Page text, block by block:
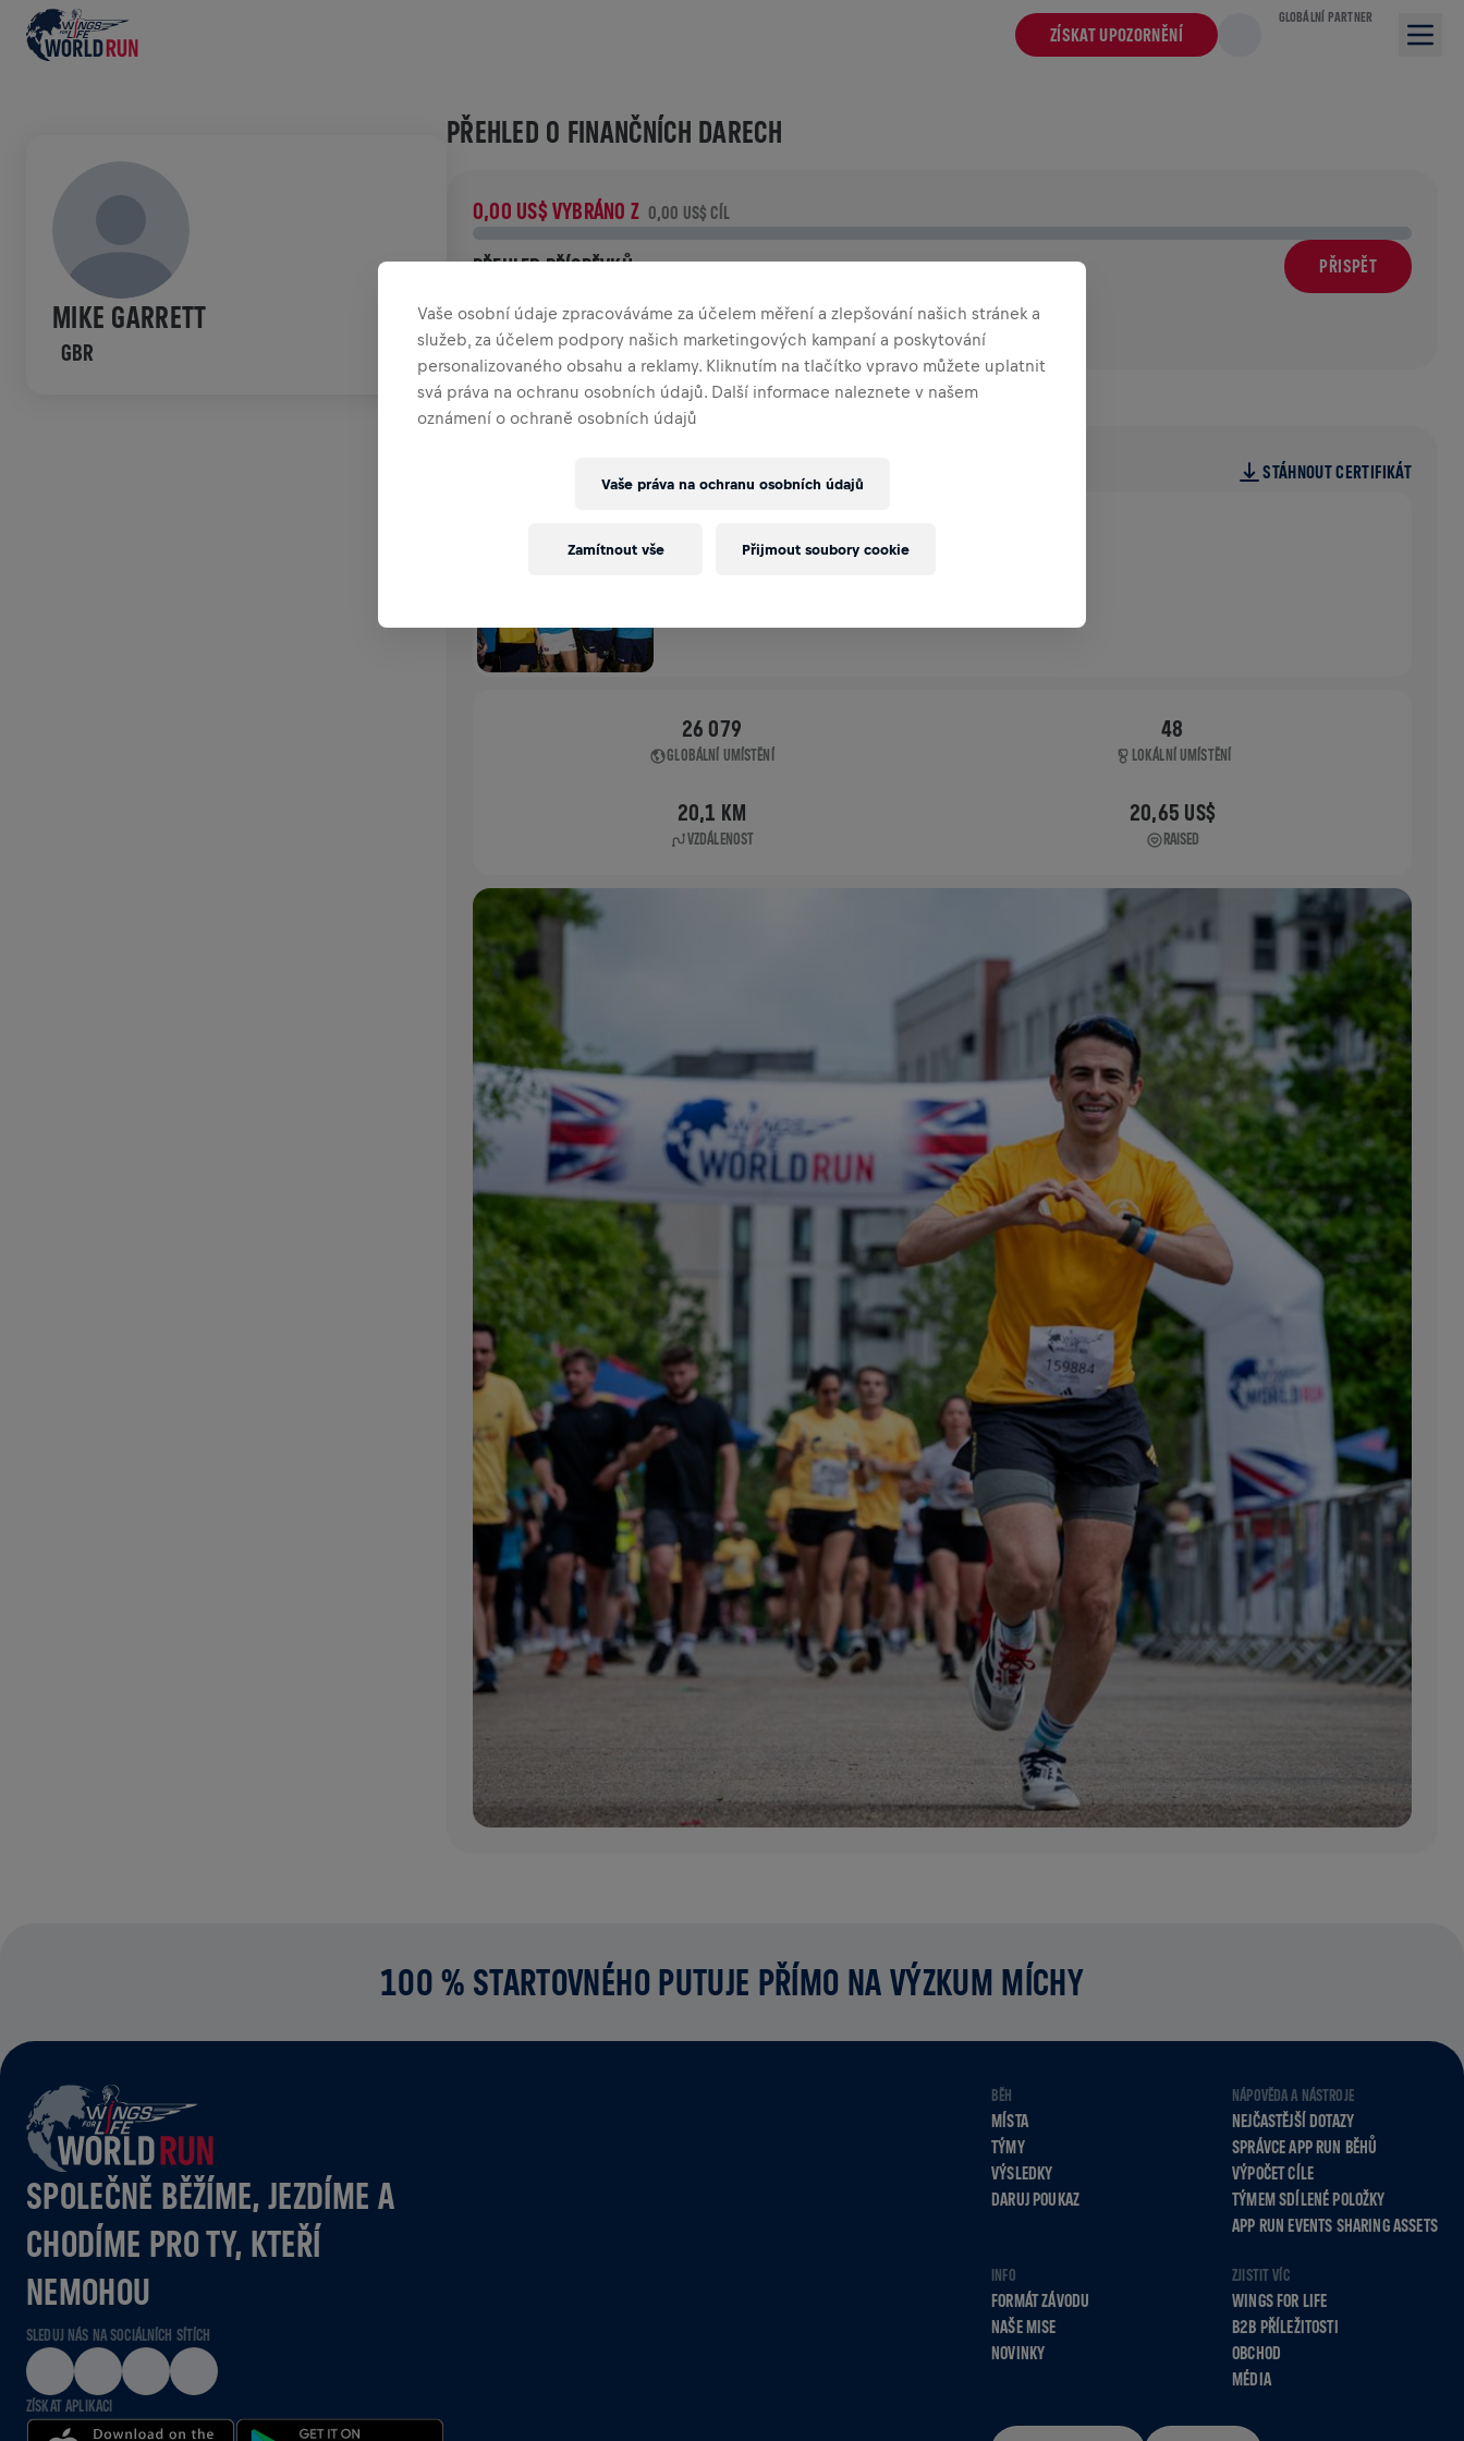
ZÍSKAT UPOZORNĚNÍ
GLOBÁLNÍ PARTNER
MIKE GARRETT
GBR
PŘEHLED O FINANČNÍCH DARECH
0,00 US$ VYBRÁNO Z 0,00 US$ CÍL
PŘEHLED PŘÍSPĚVKŮ PŘISPĚT
Přispěj ke změně! 100% z tvého příspěvku jde přímo na výzkum
poranění míchy.
HISTORIE
WINGS FOR LIFE WORLD RUN STÁHNOUT CERTIFIKÁT
BRISBANE
26 079
GLOBÁLNÍ UMÍSTĚNÍ
48
LOKÁLNÍ UMÍSTĚNÍ
20,1 KM
VZDÁLENOST
20,65 US$
RAISED
100 % STARTOVNÉHO PUTUJE PŘÍMO NA VÝZKUM MÍCHY
SPOLEČNĚ BĚŽÍME, JEZDÍME A
CHODÍME PRO TY, KTEŘÍ
NEMOHOU
SLEDUJ NÁS NA SOCIÁLNÍCH SÍTÍCH
ZÍSKAT APLIKACI
BĚH
MÍSTA
TÝMY
VÝSLEDKY
DARUJ POUKAZ
NÁPOVĚDA A NÁSTROJE
NEJČASTĚJŠÍ DOTAZY
SPRÁVCE APP RUN BĚHŮ
VÝPOČET CÍLE
TÝMEM SDÍLENÉ POLOŽKY
APP RUN EVENTS SHARING ASSETS
INFO
FORMÁT ZÁVODU
NAŠE MISE
NOVINKY
ZJISTIT VÍC
WINGS FOR LIFE
B2B PŘÍLEŽITOSTI
OBCHOD
MÉDIA
Vaše osobní údaje zpracováváme za účelem měření a zlepšování našich stránek a
služeb, za účelem podpory našich marketingových kampaní a poskytování
personalizovaného obsahu a reklamy. Kliknutím na tlačítko vpravo můžete uplatnit
svá práva na ochranu osobních údajů. Další informace naleznete v našem
oznámení o ochraně osobních údajů
Vaše práva na ochranu osobních údajů
Zamítnout vše Přijmout soubory cookie